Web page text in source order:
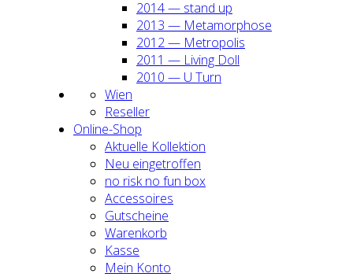
2014 — stand up
2013 — Meta­mor­pho­se
2012 — Metro­po­lis
2011 — Living Doll
2010 — U Turn
Wien
Resel­ler
Online-Shop
Aktu­el­le Kol­lek­ti­on
Neu ein­ge­trof­fen
no risk no fun box
Acces­soires
Gut­schei­ne
Waren­korb
Kas­se
Mein Kon­to